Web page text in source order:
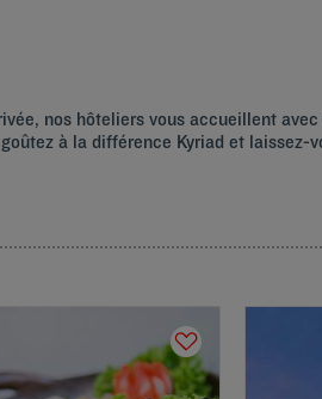
nos hôteliers vous accueillent
à la différence Kyriad et